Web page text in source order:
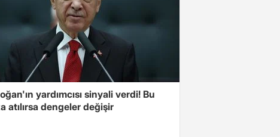
yardımcısı sinyali verdi! Bu
atılırsa dengeler değişir